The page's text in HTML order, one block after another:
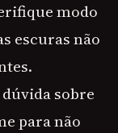
modo
escuras não
sobre
para não